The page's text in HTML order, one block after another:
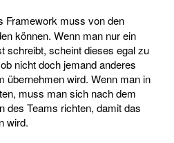
Framework muss von den
können. Wenn man nur ein
schreibt, scheint dieses egal zu
nicht doch jemand anderes
übernehmen wird. Wenn man in
muss man sich nach dem
des Teams richten, damit das
wird.